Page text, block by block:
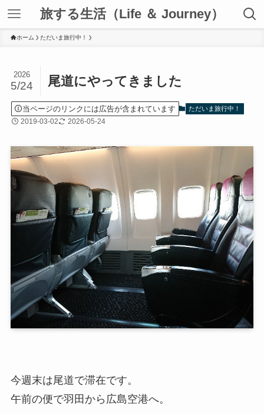
旅する生活（Life ＆ Journey）
ホーム ただいま旅行中！
尾道にやってきました
2026
5/24
当ページのリンクには広告が含まれています ただいま旅行中！
2019-03-02 2026-05-24
今週末は尾道で滞在です。
午前の便で羽田から広島空港へ。